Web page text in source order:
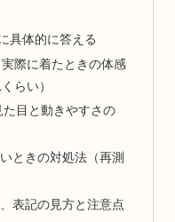
具体的に答える
際に着たときの体感
らい）
目と動きやすさの
ときの対処法（再測
表記の見方と注意点